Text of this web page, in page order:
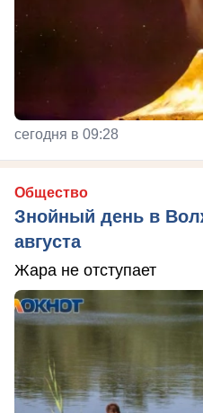
сегодня в 09:28
Общество
Знойный день в
августа
Жара не отступает